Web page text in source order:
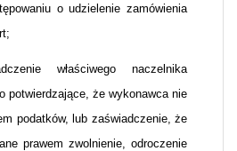
o udzielenie zamówienia
właściwego naczelnika
potwierdzające, że wykonawca nie
podatków, lub zaświadczenie, że
prawem zwolnienie, odroczenie